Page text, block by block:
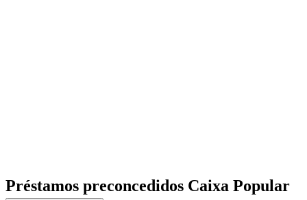
Préstamos preconcedidos Caixa Popular